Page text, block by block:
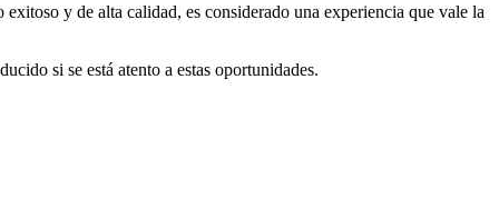
y de alta calidad, es considerado una experiencia que vale la
si se está atento a estas oportunidades.